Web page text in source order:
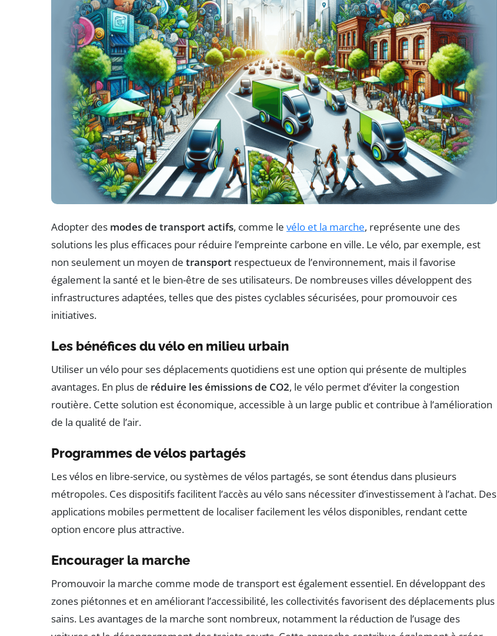
Adopter des modes de transport actifs, comme le vélo et la marche, représente une des
solutions les plus efficaces pour réduire l’empreinte carbone en ville. Le vélo, par exemple, est
non seulement un moyen de transport respectueux de l’environnement, mais il favorise
également la santé et le bien-être de ses utilisateurs. De nombreuses villes développent des
infrastructures adaptées, telles que des pistes cyclables sécurisées, pour promouvoir ces
initiatives.
Les bénéfices du vélo en milieu urbain
Utiliser un vélo pour ses déplacements quotidiens est une option qui présente de multiples
avantages. En plus de réduire les émissions de CO2, le vélo permet d’éviter la congestion
routière. Cette solution est économique, accessible à un large public et contribue à l’amélioration
de la qualité de l’air.
Programmes de vélos partagés
Les vélos en libre-service, ou systèmes de vélos partagés, se sont étendus dans plusieurs
métropoles. Ces dispositifs facilitent l’accès au vélo sans nécessiter d’investissement à l’achat. Des
applications mobiles permettent de localiser facilement les vélos disponibles, rendant cette
option encore plus attractive.
Encourager la marche
Promouvoir la marche comme mode de transport est également essentiel. En développant des
zones piétonnes et en améliorant l’accessibilité, les collectivités favorisent des déplacements plus
sains. Les avantages de la marche sont nombreux, notamment la réduction de l’usage des